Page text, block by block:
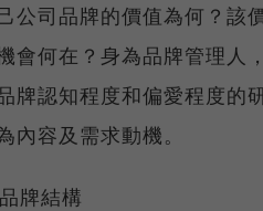
公司品牌的價值為何？該
會何在？身為品牌管理人
牌認知程度和偏愛程度的
內容及需求動機。
牌結構